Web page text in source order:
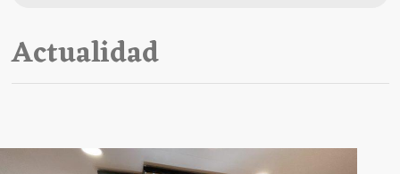
Actualidad